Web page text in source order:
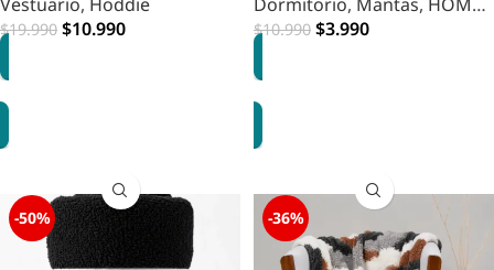
$19.990 $10.990
DORMITORIO
$10.990 $3.990
-50% -36%